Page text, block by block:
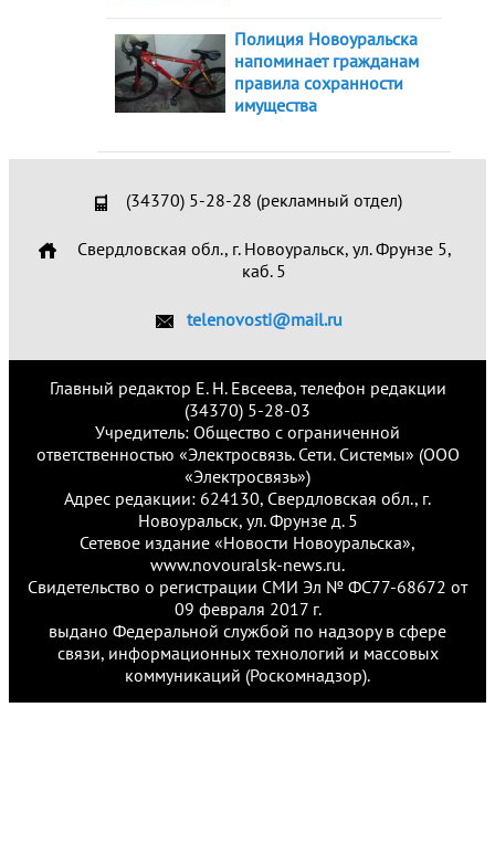
Полиция Новоуральска
напоминает гражданам
правила сохранности
имущества
(34370) 5-28-28 (рекламный отдел)
Свердловская обл., г. Новоуральск, ул. Фрунзе 5,
каб. 5
telenovosti@mail.ru
Главный редактор Е. Н. Евсеева, телефон редакции
(34370) 5-28-03
Учредитель: Общество с ограниченной
ответственностью «Электросвязь. Сети. Системы» (ООО
«Электросвязь»)
Адрес редакции: 624130, Свердловская обл., г.
Новоуральск, ул. Фрунзе д. 5
Сетевое издание «Новости Новоуральска»,
www.novouralsk-news.ru.
Свидетельство о регистрации СМИ Эл № ФС77-68672 от
09 февраля 2017 г.
выдано Федеральной службой по надзору в сфере
связи, информационных технологий и массовых
коммуникаций (Роскомнадзор).